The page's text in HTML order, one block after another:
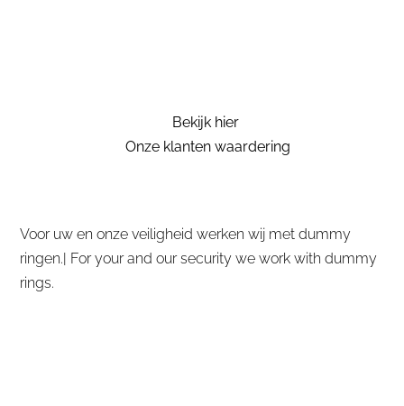
Bekijk hier
Onze klanten waardering
Voor uw en onze veiligheid werken wij met dummy
ringen.| For your and our security we work with dummy
rings.